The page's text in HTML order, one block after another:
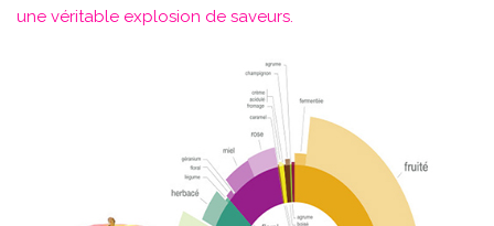
une véritable explosion de saveurs.